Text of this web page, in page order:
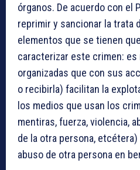
órganos. De acuerdo con el
reprimir y sancionar la trata
elementos que se tienen
caracterizar este crimen: es
organizadas que con sus
o recibirla) facilitan la
los medios que usan los
mentiras, fuerza, violencia,
de la otra persona,
abuso de otra persona en